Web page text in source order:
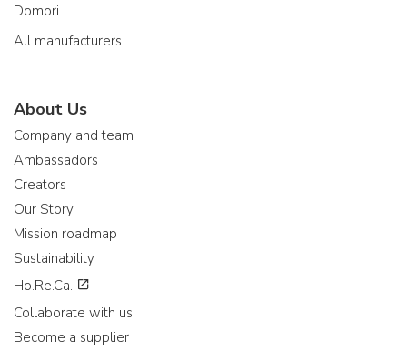
Domori
All manufacturers
About Us
Company and team
Ambassadors
Creators
Our Story
Mission roadmap
Sustainability
Ho.Re.Ca.
Collaborate with us
Become a supplier